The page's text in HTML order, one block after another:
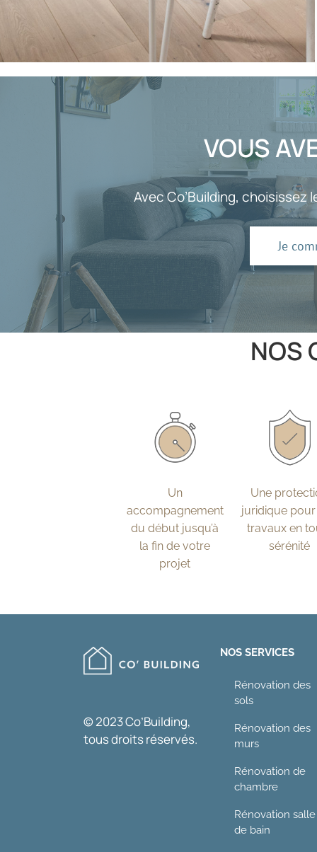
VOUS
Avec Co’Building,
Je
NOS
Un
accompagnement
du début jusqu’à
la fin de votre
projet
Une
juridique
travaux en
sérénité
© 2023 Co’Building,
tous droits réservés.
NOS SERVICES
Rénovation des
sols
Rénovation des
murs
Rénovation de
chambre
Rénovation salle
de bain